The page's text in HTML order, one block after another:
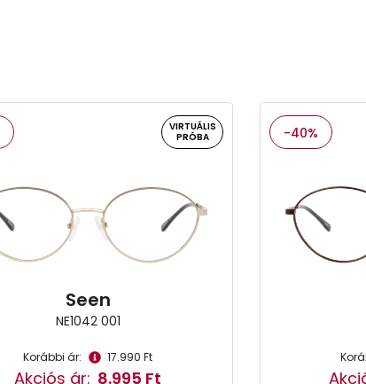
VIRTUÁLIS
PRÓBA
Seen
NE1042 001
Korábbi ár: 17.990 Ft
Akciós ár: 8.995 Ft
-40%